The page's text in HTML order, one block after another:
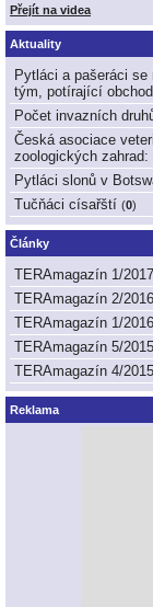
Přejít na videa
Aktuality
Pytláci a pašeráci
tým, potírající
Počet invazních
Česká asociace
zoologických zahrad:
Pytláci slonů v
Tučňáci císařští (0)
Články
TERAmagazín 1/2017
TERAmagazín 2/2016
TERAmagazín 1/2016
TERAmagazín 5/2015
TERAmagazín 4/2015
Reklama